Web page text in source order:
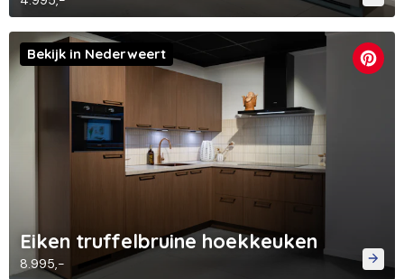
Eiken truffelbruine hoekkeuken
8.995,-
Bekijk in Nederweert